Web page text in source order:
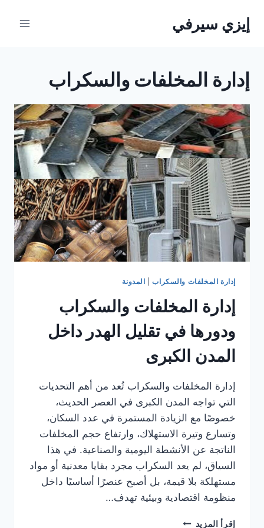
إيزي سيرفي
إدارة المخلفات والسكراب
إدارة المخلفات والسكراب| المدونة
إدارة المخلفات والسكراب
ودورها في تقليل الهدر داخل
المدن الكبرى
إدارة المخلفات والسكراب تُعد من أهم التحديات
التي تواجه المدن الكبرى في العصر الحديث،
خصوصًا مع الزيادة المستمرة في عدد السكان،
وتسارع وتيرة الاستهلاك، وارتفاع حجم المخلفات
الناتجة عن الأنشطة اليومية والصناعية. في هذا
السياق، لم يعد السكراب مجرد بقايا معدنية أو مواد
مستهلكة بلا قيمة، بل أصبح عنصرًا أساسيًا داخل
منظومة اقتصادية وبيئية تهدف…
إقرأ المزيد إدارة